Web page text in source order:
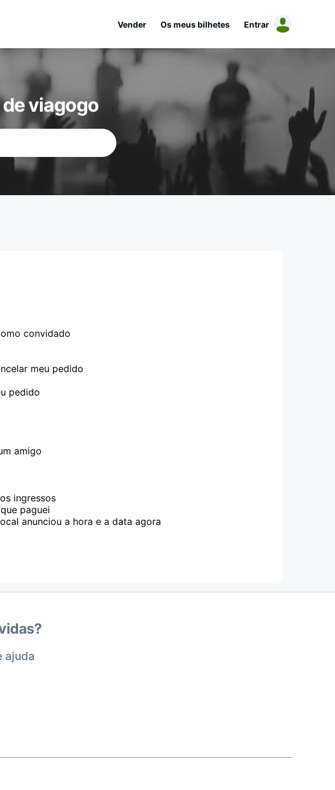
Vender Os meus bilhetes Entrar
viagogo
convidado
meu pedido
pedido
amigo
ingressos
paguei
anunciou a hora e a data agora
ajuda